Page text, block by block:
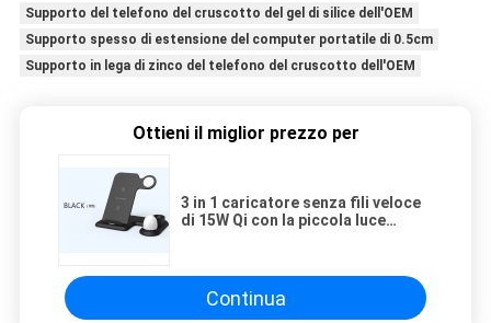
Supporto del telefono del cruscotto del gel di silice dell'OEM
Supporto spesso di estensione del computer portatile di 0.5cm
Supporto in lega di zinco del telefono del cruscotto dell'OEM
Ottieni il miglior prezzo per
3 in 1 caricatore senza fili veloce
di 15W Qi con la piccola luce
Continua